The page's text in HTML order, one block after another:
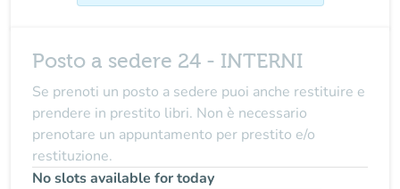
Posto a sedere 24 - INTERNI
Se prenoti un posto a sedere puoi anche restituire e
prendere in prestito libri. Non è necessario
prenotare un appuntamento per prestito e/o
restituzione.
No slots available for today